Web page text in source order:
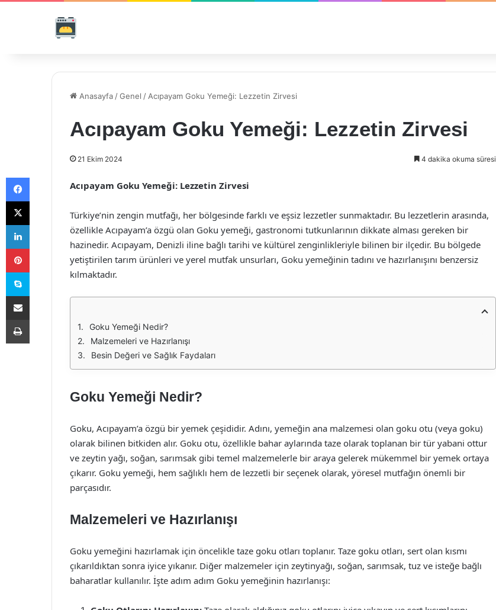
Anasayfa /Genel / Acıpayam Goku Yemeği: Lezzetin Zirvesi
Acıpayam Goku Yemeği: Lezzetin Zirvesi
21 Ekim 2024 4 dakika okuma süresi
Acıpayam Goku Yemeği: Lezzetin Zirvesi
Türkiye’nin zengin mutfağı, her bölgesinde farklı ve eşsiz lezzetler sunmaktadır. Bu lezzetlerin arasında,
özellikle Acıpayam’a özgü olan Goku yemeği, gastronomi tutkunlarının dikkate alması gereken bir
hazinedir. Acıpayam, Denizli iline bağlı tarihi ve kültürel zenginlikleriyle bilinen bir ilçedir. Bu bölgede
yetiştirilen tarım ürünleri ve yerel mutfak unsurları, Goku yemeğinin tadını ve hazırlanışını benzersiz
kılmaktadır.
Goku Yemeği Nedir?
Malzemeleri ve Hazırlanışı
Besin Değeri ve Sağlık Faydaları
Goku Yemeği Nedir?
Goku, Acıpayam’a özgü bir yemek çeşididir. Adını, yemeğin ana malzemesi olan goku otu (veya goku)
olarak bilinen bitkiden alır. Goku otu, özellikle bahar aylarında taze olarak toplanan bir tür yabani ottur
ve zeytin yağı, soğan, sarımsak gibi temel malzemelerle bir araya gelerek mükemmel bir yemek ortaya
çıkarır. Goku yemeği, hem sağlıklı hem de lezzetli bir seçenek olarak, yöresel mutfağın önemli bir
parçasıdır.
Malzemeleri ve Hazırlanışı
Goku yemeğini hazırlamak için öncelikle taze goku otları toplanır. Taze goku otları, sert olan kısmı
çıkarıldıktan sonra iyice yıkanır. Diğer malzemeler için zeytinyağı, soğan, sarımsak, tuz ve isteğe bağlı
baharatlar kullanılır. İşte adım adım Goku yemeğinin hazırlanışı:
Facebook
X
LinkedIn
Pinterest
Skype
E-Posta ile paylaş